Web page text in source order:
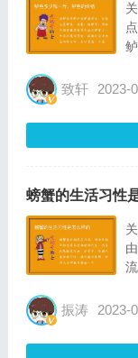
致轩 2023-
螃蟹的生活习性
振涛 2023-